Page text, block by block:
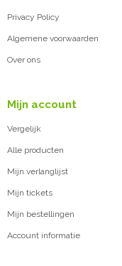
Privacy Policy
Algemene voorwaarden
Over ons
Mijn account
Vergelijk
Alle producten
Mijn verlanglijst
Mijn tickets
Mijn bestellingen
Account informatie